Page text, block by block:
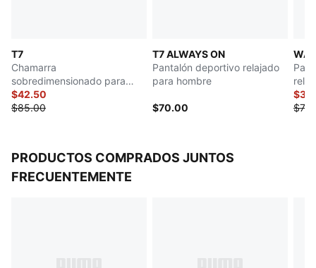
T7
Chamarra
sobredimensionado para
hombre T7
$42.50
$85.00
T7 ALWAYS ON
Pantalón deportivo relajado
para hombre
$70.00
PRODUCTOS COMPRADOS JUNTOS
FRECUENTEMENTE